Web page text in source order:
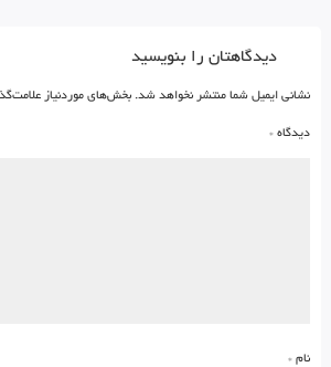
دیدگاهتان را بنویسید
نشانی ایمیل شما منتشر نخواهد شد. بخش‌های موردنیاز
دیدگاه *
نام *